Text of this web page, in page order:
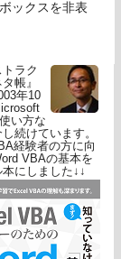
ックスを非表
トラク
帳』
年10
い方な
続けています。
経験者の方に向
VBAの基本を
にしました↓↓